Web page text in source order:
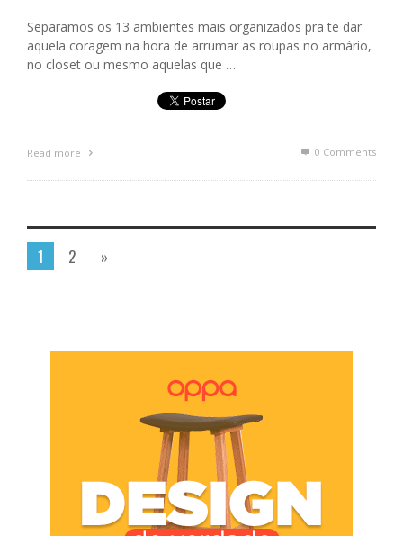
Separamos os 13 ambientes mais organizados pra te dar
aquela coragem na hora de arrumar as roupas no armário,
no closet ou mesmo aquelas que …
Read more 0 Comments
1 2 »